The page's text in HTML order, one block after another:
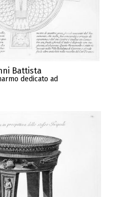
Battista
dedicato ad